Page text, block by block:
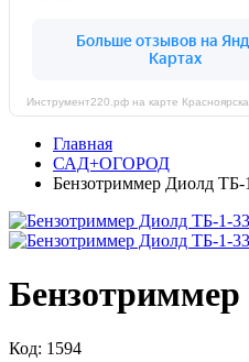
Главная
САД+ОГОРОД
Бензотриммер Диолд ТБ-
Код: 1594